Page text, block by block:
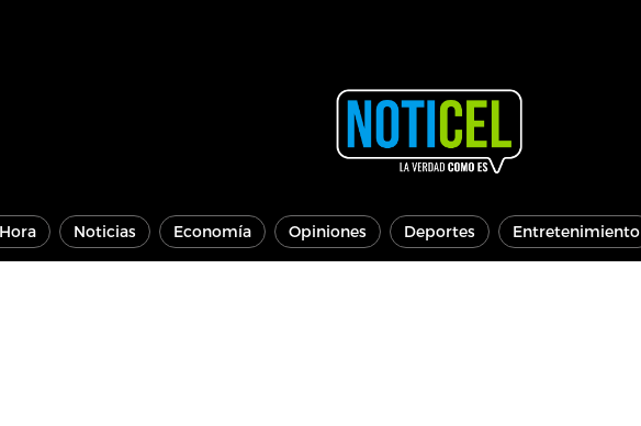
Noticias Economía Opiniones Deportes Entretenimiento